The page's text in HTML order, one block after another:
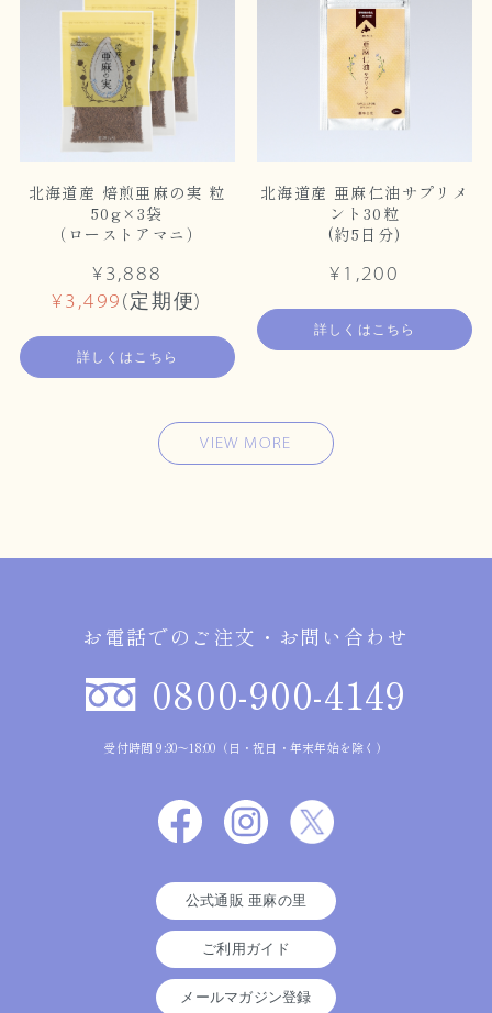
北海道産 焙煎亜麻の実 粒
50g×3袋
（ローストアマニ）
¥3,888
¥3,499(定期便)
詳しくはこちら
北海道産 亜麻仁油サプリメ
ント30粒
(約5日分)
¥1,200
詳しくはこちら
VIEW MORE
お電話でのご注文・お問い合わせ
0800-900-4149
受付時間 9:30～18:00（日・祝日・年末年始を除く）
公式通販 亜麻の里
ご利用ガイド
メールマガジン登録